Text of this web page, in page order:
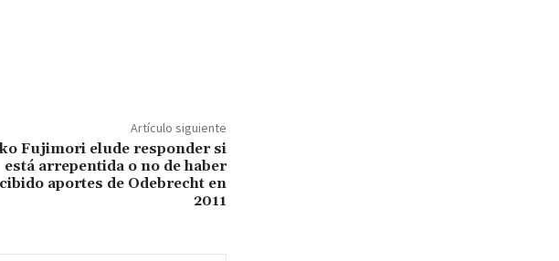
Artículo siguiente
Fujimori elude responder si
está arrepentida o no de haber
aportes de Odebrecht en
2011